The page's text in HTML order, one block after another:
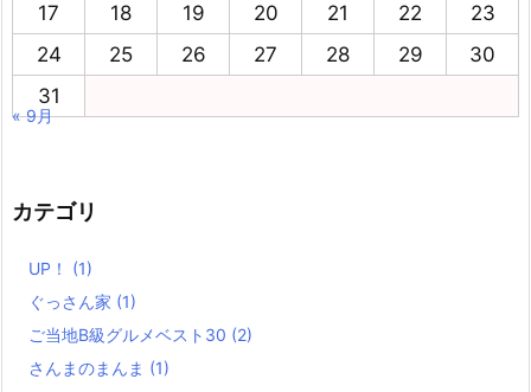
17
18 19 20 21 22
23
24
25 26 27 28 29
30
31
« 9月
カテゴリ
UP！ (1)
ぐっさん家 (1)
ご当地B級グルメベスト30 (2)
さんまのまんま (1)